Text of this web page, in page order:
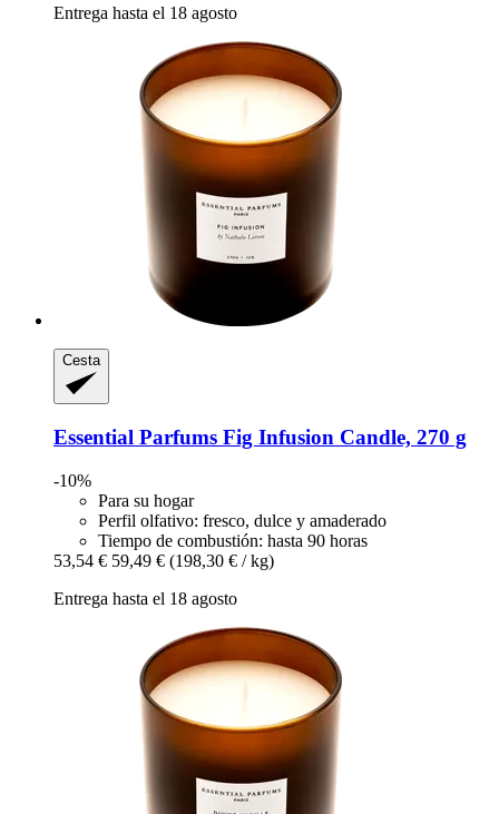
Entrega hasta el 18 agosto
Cesta
Essential Parfums Fig Infusion Candle, 270 g
-10%
Para su hogar
Perfil olfativo: fresco, dulce y amaderado
Tiempo de combustión: hasta 90 horas
53,54 € 59,49 € (198,30 € / kg)
Entrega hasta el 18 agosto